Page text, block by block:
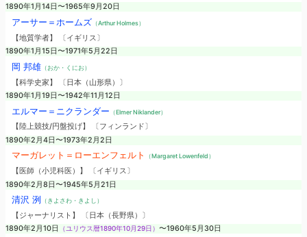
1890年1月14日〜1965年9月20日
アーサー＝ホームズ （Arthur Holmes）
【地質学者】 〔イギリス〕
1890年1月15日〜1971年5月22日
岡 邦雄（おか・くにお）
【科学史家】 〔日本（山形県）〕
1890年1月19日〜1942年11月12日
エルマー＝ニクランダー （Elmer Niklander）
【陸上競技/円盤投げ】 〔フィンランド〕
1890年2月4日〜1973年2月2日
マーガレット＝ローエンフェルト （Margaret Lowenfeld）
【医師（小児科医）】 〔イギリス〕
1890年2月8日〜1945年5月21日
清沢 洌 （きよさわ・きよし）
【ジャーナリスト】 〔日本（長野県）〕
1890年2月10日
（ユリウス暦1890年10月29日） 〜1960年5月30日